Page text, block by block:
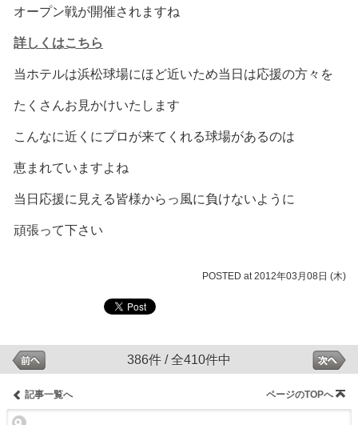
オープン戦が開催されますね
詳しくはこちら
当ホテルは浜松球場にほど近いため当日は応援の方々を
たくさんお見かけいたします
こんなに近くにプロが来てくれる球場があるのは
恵まれていますよね
当日応援に見える皆様からっ風に負けないように
頑張って下さい
POSTED at 2012年03月08日 (木)
386件 / 全410件中
記事一覧へ ページのTOPへ